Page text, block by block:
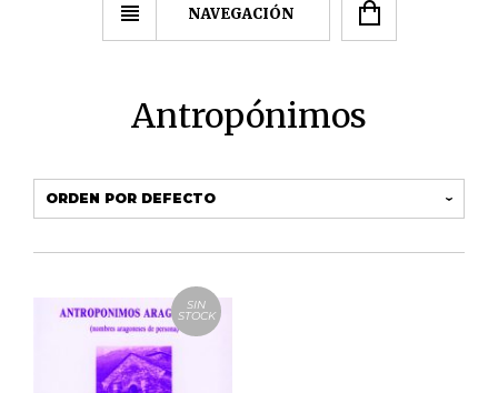
NAVEGACIÓN
Antropónimos
SIN
STOCK